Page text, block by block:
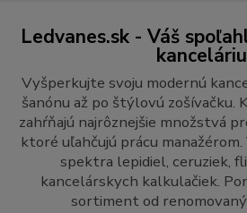
Ledvanes.sk - Váš
kanceláriu
Vyšperkujte svoju modernú
šanónu až po štýlovú zošívačku.
zahŕňajú najrôznejšie množstvá
ktoré uľahčujú prácu
spektra lepidiel, ceruziek,
kancelárskych kalkulačiek.
sortiment od